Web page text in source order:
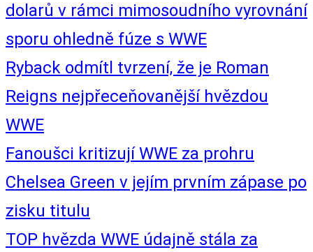
dolarů v rámci mimosoudního vyrovnání
sporu ohledně fúze s WWE
Ryback odmítl tvrzení, že je Roman
Reigns nejpřeceňovanější hvězdou
WWE
Fanoušci kritizují WWE za prohru
Chelsea Green v jejím prvním zápase po
zisku titulu
TOP hvězda WWE údajně stála za